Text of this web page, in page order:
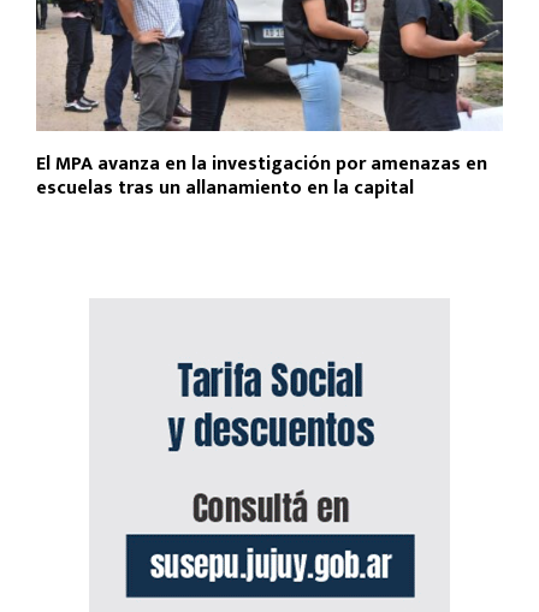
El MPA avanza en la investigación por amenazas en
escuelas tras un allanamiento en la capital